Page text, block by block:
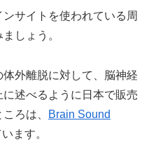
サイトを使われている周
しょう。
外離脱に対して、脳神経
述べるように日本で販売
ろは、
Brain Sound
ます。